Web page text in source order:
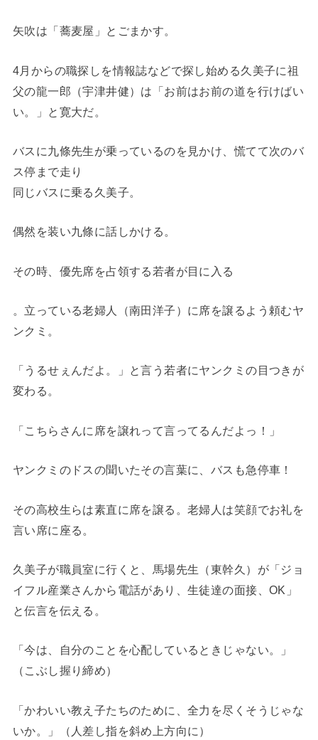
矢吹は「蕎麦屋」とごまかす。
4月からの職探しを情報誌などで探し始める久美子に祖
父の龍一郎（宇津井健）は「お前はお前の道を行けばい
い。」と寛大だ。
バスに九條先生が乗っているのを見かけ、慌てて次のバ
ス停まで走り
同じバスに乗る久美子。
偶然を装い九條に話しかける。
その時、優先席を占領する若者が目に入る
。立っている老婦人（南田洋子）に席を譲るよう頼むヤ
ンクミ。
「うるせぇんだよ。」と言う若者にヤンクミの目つきが
変わる。
「こちらさんに席を譲れって言ってるんだよっ！」
ヤンクミのドスの聞いたその言葉に、バスも急停車！
その高校生らは素直に席を譲る。老婦人は笑顔でお礼を
言い席に座る。
久美子が職員室に行くと、馬場先生（東幹久）が「ジョ
イフル産業さんから電話があり、生徒達の面接、OK」
と伝言を伝える。
「今は、自分のことを心配しているときじゃない。」
（こぶし握り締め）
「かわいい教え子たちのために、全力を尽くそうじゃな
いか。」（人差し指を斜め上方向に）